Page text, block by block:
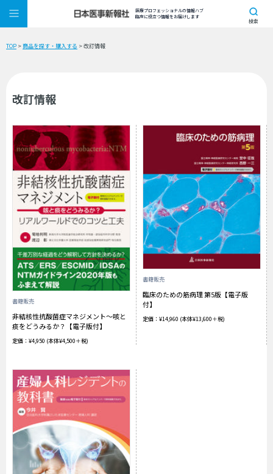
医療プロフェッショナルの情報ハブ
臨床に役立つ情報をお届けします
検索
TOP >商品を探す・購入する > 改訂情報
改訂情報
書籍販売
非結核性抗酸菌症マネジメント〜咳と
痰をどうみるか？【電子版付】
定価：¥4,950 (本体¥4,500＋税)
書籍販売
臨床のための筋病理 第5版【電子版
付】
定価：¥14,960 (本体¥13,600＋税)